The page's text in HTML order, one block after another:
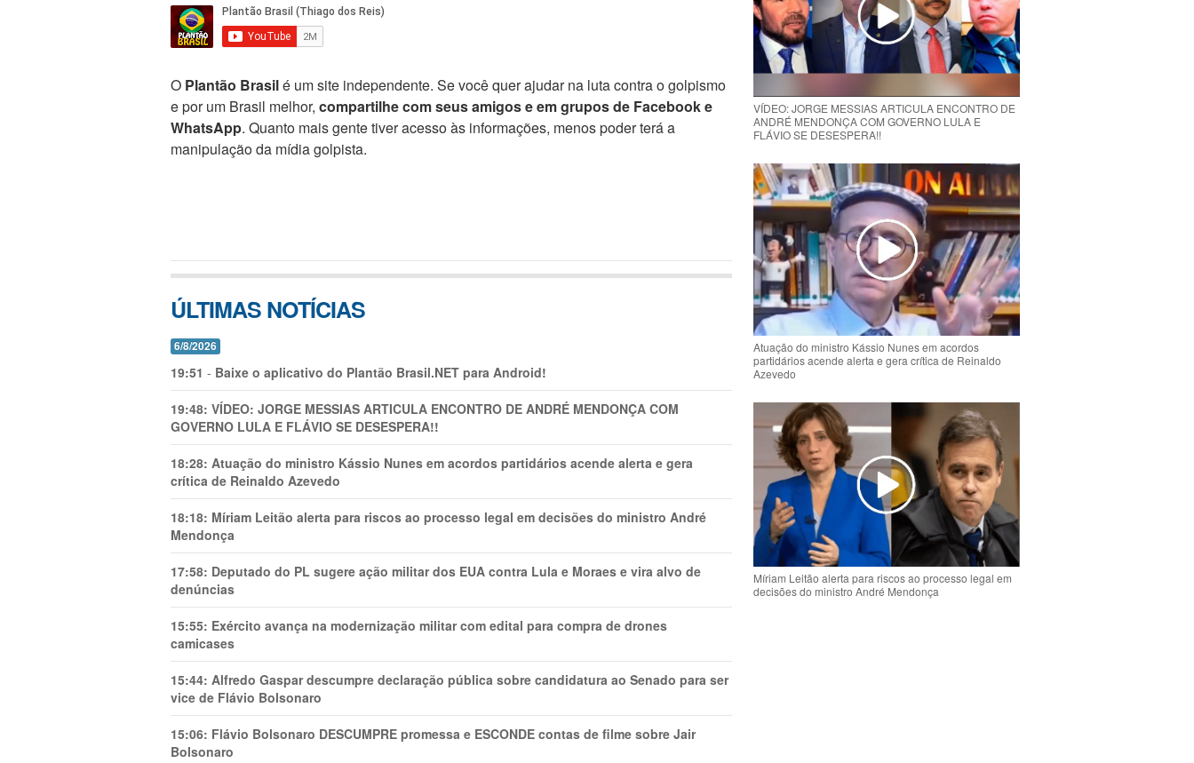
O Plantão Brasilé um site independente. Se você quer ajudar na luta contra o golpismo
e por um Brasil melhor, compartilhe com seus amigos e em grupos de Facebook e
WhatsApp. Quanto mais gente tiver acesso às informações, menos poder terá a
manipulação da mídia golpista.
ÚLTIMAS NOTÍCIAS
6/8/2026
19:51 - Baixe o aplicativo do Plantão Brasil.NET para Android!
19:48: VÍDEO: JORGE MESSIAS ARTICULA ENCONTRO DE ANDRÉ MENDONÇA COM
GOVERNO LULA E FLÁVIO SE DESESPERA!!
18:28: Atuação do ministro Kássio Nunes em acordos partidários acende alerta e gera
crítica de Reinaldo Azevedo
18:18: Míriam Leitão alerta para riscos ao processo legal em decisões do ministro André
Mendonça
17:58: Deputado do PL sugere ação militar dos EUA contra Lula e Moraes e vira alvo de
denúncias
15:55: Exército avança na modernização militar com edital para compra de drones
camicases
15:44: Alfredo Gaspar descumpre declaração pública sobre candidatura ao Senado para ser
vice de Flávio Bolsonaro
15:06: Flávio Bolsonaro DESCUMPRE promessa e ESCONDE contas de filme sobre Jair
Bolsonaro
VÍDEO: JORGE MESSIAS ARTICULA ENCONTRO DE
ANDRÉ MENDONÇA COM GOVERNO LULA E
FLÁVIO SE DESESPERA!!
Atuação do ministro Kássio Nunes em acordos
partidários acende alerta e gera crítica de Reinaldo
Azevedo
Míriam Leitão alerta para riscos ao processo legal em
decisões do ministro André Mendonça